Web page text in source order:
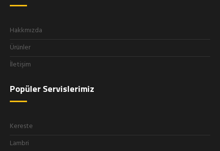
Hakkmızda
Ürünler
İletişim
Popüler Servislerimiz
Kereste
Lambri